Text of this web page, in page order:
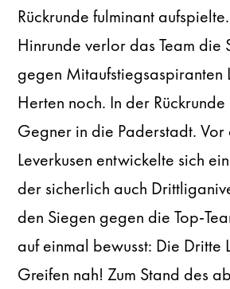
Rückrunde fulminant
Hinrunde verlor das Team die
gegen Mitaufstiegsaspiranten
Herten noch. In der
Gegner in die Paderstadt.
Leverkusen entwickelte sich
der sicherlich auch
den Siegen gegen die Top-
auf einmal bewusst: Die Dritte
Greifen nah! Zum Stand des